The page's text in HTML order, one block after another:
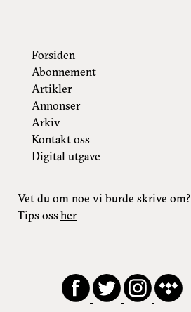
Forsiden
Abonnement
Artikler
Annonser
Arkiv
Kontakt oss
Digital utgave
Vet du om noe vi burde skrive om?
Tips ossher